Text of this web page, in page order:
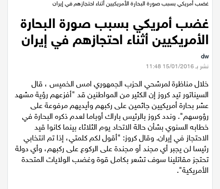
عيلبون
دير حنا
سخنين
عرابة
اخبار عالمية
رياضة
رياضة محلية
الرئيسية / عالميات
/
غضب أمريكي بسبب صورة البحارة
الأمريكيين أثناء احتجازهم في إيران
dw
خلال مناظرة لمرشحي الحزب الجمهوري امس الخميس ، قال
السيناتور تيد كروز إن الكثير من المواطنين قد "أفزعهم رؤية مشهد
عشر بحارة أمريكيين جاثمين على ركبهم وأيديهم مرفوعة على
رؤوسهم". وندد كروز بالرئيس باراك أوباما لعدم ذكره البحارة في
خطابه السنوي بشأن حالة الاتحاد يوم الثلاثاء بينما كانوا قيد
الاحتجاز في إيران. وقال كروز: "أقول لكم كلمتي، إذا تم انتخابي
رئيسا لن يجبر أي مجند أو مجندة على الركوع على ركبهم، وأي دولة
تحتجز مقاتلينا سوف تشعر بكامل قوة وغضب الولايات المتحدة